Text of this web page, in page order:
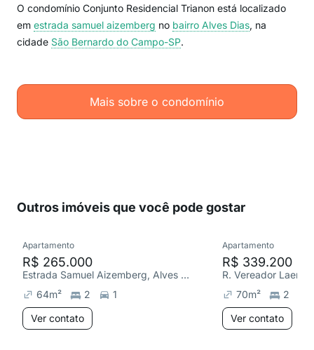
O condomínio Conjunto Residencial Trianon está localizado
em estrada samuel aizemberg no bairro Alves Dias, na
cidade São Bernardo do Campo-SP.
Mais sobre o condomínio
Outros imóveis que você pode gostar
Apartamento
R$ 265.000
Estrada Samuel Aizemberg, Alves Dias
64m² 2
1
Ver contato
Apartamento
R$ 339.200
70m² 2
Ver contato